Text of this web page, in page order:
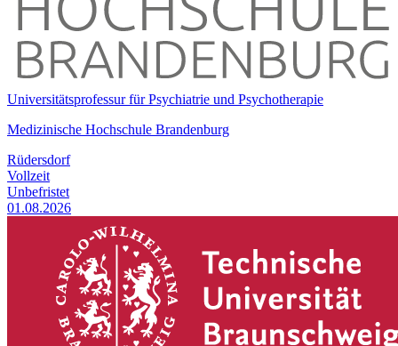
Universitätsprofessur für Psychiatrie und Psychotherapie
Medizinische Hochschule Brandenburg
Rüdersdorf
Vollzeit
Unbefristet
01.08.2026